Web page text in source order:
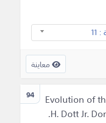
معاينة
94
Evolution of
H. Dott Jr.